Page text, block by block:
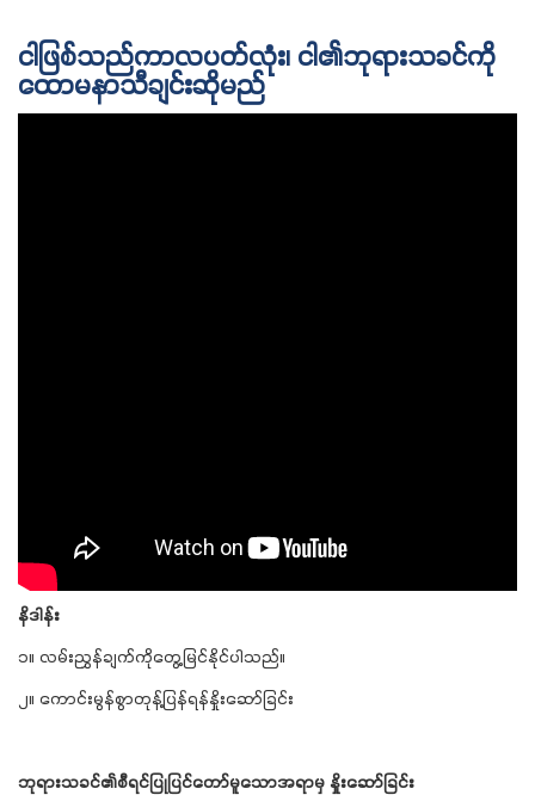
ငါဖြစ်သည်ကာလပတ်လုံး၊ ငါ၏ဘုရားသခင်ကို
ထောမနာသီချင်းဆိုမည်
နိဒါန်း
၁။ လမ်းညွှန်ချက်ကိုတွေ့မြင်နိုင်ပါသည်။
၂။ ကောင်းမွန်စွာတုန့်ပြန်ရန်နှိုးဆော်ခြင်း
ဘုရားသခင်၏စီရင်ပြုပြင်တော်မူသောအရာမှ နှိုးဆော်ခြင်း